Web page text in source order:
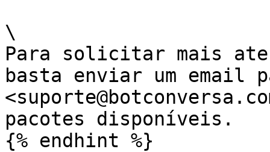
\
Para solicitar mais
basta enviar um email
pacotes disponíveis.
{% endhint %}